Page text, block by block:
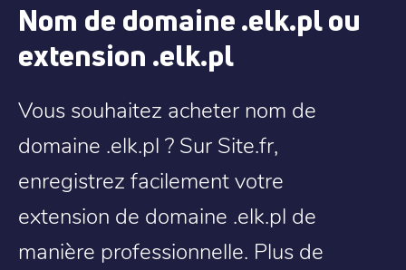
Nom de domaine .elk.pl ou
extension .elk.pl
Vous souhaitez acheter nom de
domaine .elk.pl ? Sur Site.fr,
enregistrez facilement votre
extension de domaine .elk.pl de
manière professionnelle. Plus de